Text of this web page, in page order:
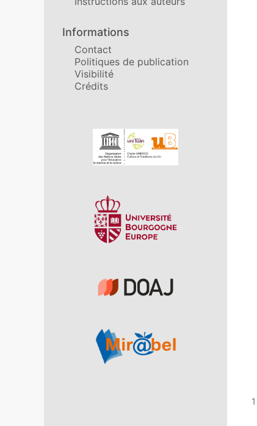
Informations
Contact
Politiques de publication
Visibilité
Crédits
Affiliations/partenaires